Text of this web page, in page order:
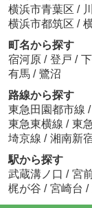
横浜市青葉区 /
横浜市都筑区 /
町名から探す
宿河原 / 登戸 /
有馬 / 鷺沼
路線から探す
東急田園都市線 /
東急東横線 / 東
埼京線 / 湘南新
駅から探す
武蔵溝ノ口 / 宮
梶が谷 / 宮崎台 /